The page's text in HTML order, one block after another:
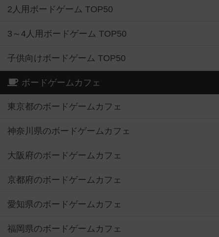
2人用ボードゲーム TOP50
3～4人用ボードゲーム TOP50
子供向けボードゲーム TOP50
ボードゲームカフェ
東京都のボードゲームカフェ
神奈川県のボードゲームカフェ
大阪府のボードゲームカフェ
京都府のボードゲームカフェ
愛知県のボードゲームカフェ
福岡県のボードゲームカフェ